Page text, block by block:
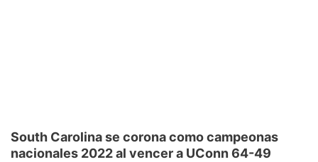
South Carolina se corona como campeonas
nacionales 2022 al vencer a UConn 64-49